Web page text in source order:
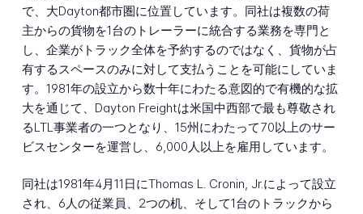
で、大Dayton都市圏に位置しています。同社は複数の荷
主からの貨物を1台のトレーラーに統合する業務を専門と
し、企業がトラック全体を予約するのではなく、貨物が占
有するスペースのみに対して支払うことを可能にしていま
す。1981年の設立から数十年にわたる意図的で有機的な拡
大を通じて、Dayton Freightは米国中西部で最も尊敬され
るLTL事業者の一つとなり、15州にわたって70以上のサー
ビスセンターを運営し、6,000人以上を雇用しています。
同社は1981年4月11日にThomas L. Cronin, Jr.によって設立
され、6人の従業員、2つの机、そして1台のトラックから